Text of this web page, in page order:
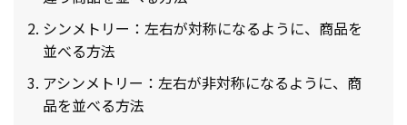
シンメトリー：左右が対称になるように、商品を
並べる方法
アシンメトリー：左右が非対称になるように、商
品を並べる方法